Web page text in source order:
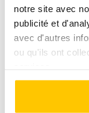
notre site avec
publicité et
avec d'autres
ou qu'ils ont